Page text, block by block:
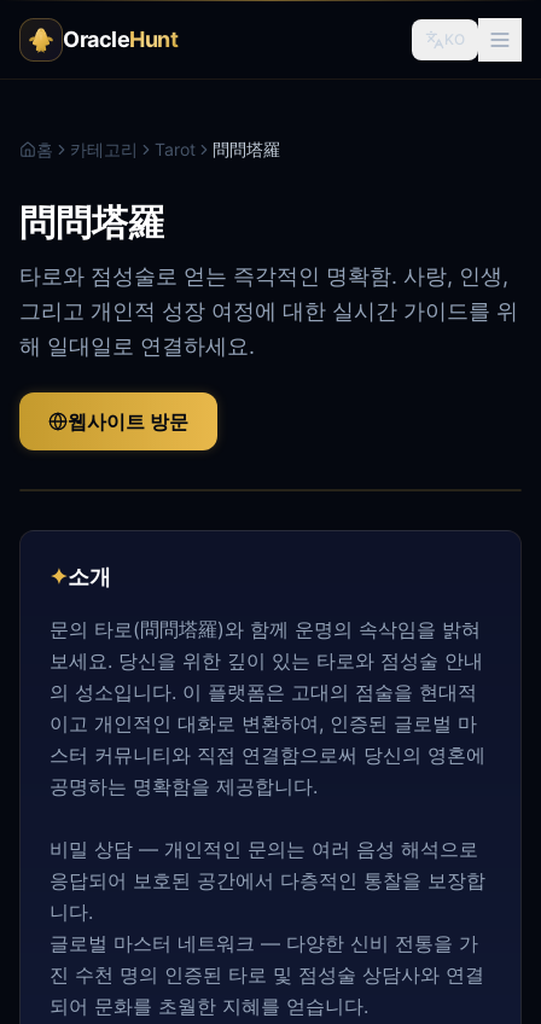
OracleHunt KO
홈 카테고리 Tarot 問問塔羅
問問塔羅
타로와 점성술로 얻는 즉각적인 명확함. 사랑, 인생,
그리고 개인적 성장 여정에 대한 실시간 가이드를 위
해 일대일로 연결하세요.
웹사이트 방문
✦소개
문의 타로(問問塔羅)와 함께 운명의 속삭임을 밝혀
보세요. 당신을 위한 깊이 있는 타로와 점성술 안내
의 성소입니다. 이 플랫폼은 고대의 점술을 현대적
이고 개인적인 대화로 변환하여, 인증된 글로벌 마
스터 커뮤니티와 직접 연결함으로써 당신의 영혼에
공명하는 명확함을 제공합니다.
비밀 상담 — 개인적인 문의는 여러 음성 해석으로
응답되어 보호된 공간에서 다층적인 통찰을 보장합
니다.
글로벌 마스터 네트워크 — 다양한 신비 전통을 가
진 수천 명의 인증된 타로 및 점성술 상담사와 연결
되어 문화를 초월한 지혜를 얻습니다.